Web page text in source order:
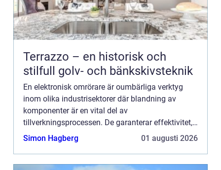
Terrazzo – en historisk och
stilfull golv- och bänkskivsteknik
En elektronisk omrörare är oumbärliga verktyg
inom olika industrisektorer där blandning av
komponenter är en vital del av
tillverkningsprocessen. De garanterar effektivitet,
reproducerbarhet och kvalitetskontroll vid
Simon Hagberg 01 augusti 2026